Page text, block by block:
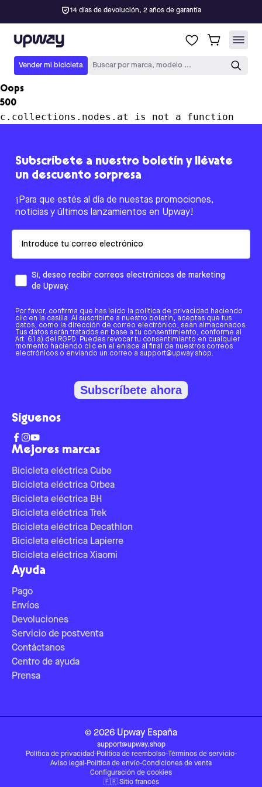
14 días de devolución, 2 años de garantía
Upway
Vender mi bicicleta Buscar por marca, modelo ...
Oops
500
c.collections.nodes.at is not a function
Mejores marcas
Bicicleta eléctrica Cube
Bicicleta eléctrica Orbea
Bicicleta eléctrica BH
Bicicleta eléctrica Trek
Bicicleta eléctrica Decathlon
Bicicleta eléctrica Lapierre
Bicicleta eléctrica Xiaomi
Ayuda
Pago
Envíos
Devoluciones
Servicio de postventa
Contáctanos
Centro de ayuda
Prensa
Subscríbete a nuestro boletín y llévate
un descuento sorpresa
¡Para que estés al día de nuestas promociones,
noticias y últimos lanzamientos en Upway!
Sí, deseo recibir correos electrónicos de marketing
de Upway.
Por favor, confirma que has leído la política de privacidad haciendo
clic en la casilla. Al suscribirte a nuestro boletín, aceptas que tus
datos, como la dirección de correo electrónico, sean almacenados.
Tus datos serán tratados en base a tu consentimiento, conforme al
Art. 6.1 a) del RGPD. Puedes revocar tu consentimiento en cualquier
momento haciendo clic en el enlace al final de nuestros correos
electrónicos o enviando un correo a support@upway.shop.
Subscríbete ahora
Síguenos
© 2026 Upway España
support@upway.shop
Política de privacidad-Política de reembolso-Términos de servicio-
Aviso legal -Política de envío-Condiciones de venta
Configuración de cookies
🇫🇷 Sitio francés